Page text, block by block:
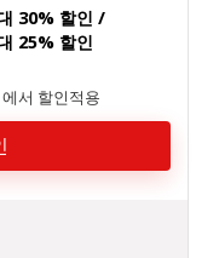
30% 할인 /
25% 할인
서 할인적용